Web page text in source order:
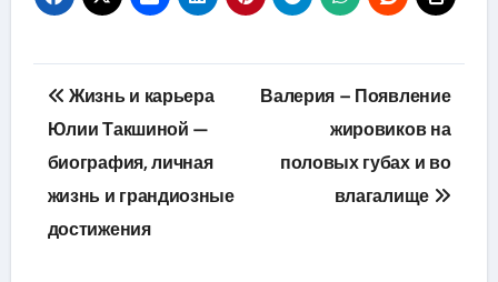
Навигация
по
записям
Жизнь и карьера
Юлии Такшиной —
биография, личная
жизнь и грандиозные
достижения
Валерия – Появление
жировиков на
половых губах и во
влагалище